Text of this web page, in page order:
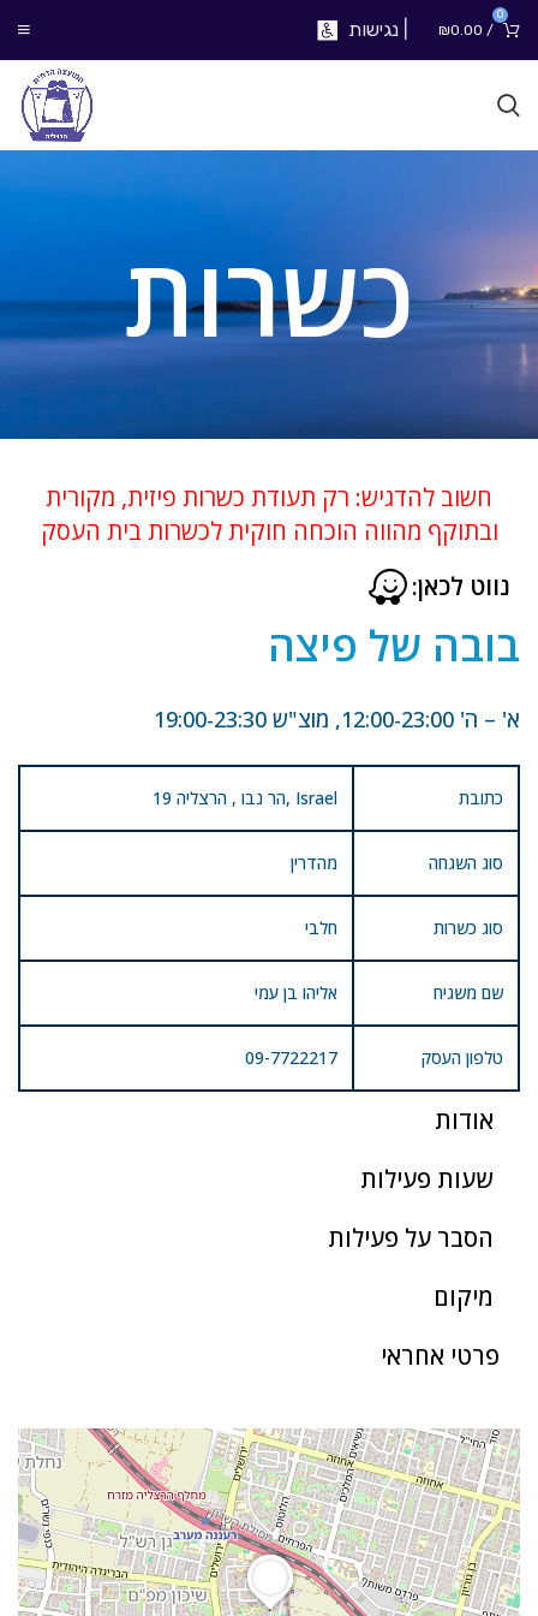
0
/
₪0.00 נגישות
כשרות
חשוב להדגיש: רק תעודת כשרות פיזית, מקורית
ובתוקף מהווה הוכחה חוקית לכשרות בית העסק
אודות
שעות פעילות
הסבר על פעילות
מיקום
פרטי אחראי
נווט לכאן:
בובה של פיצה
א' – ה' 12:00-23:00, מוצ"ש 19:00-23:30
כתובת 19 הר נבו , הרצליה, Israel
סוג השגחה מהדרין
סוג כשרות חלבי
שם משגיח אליהו בן עמי
טלפון העסק 09-7722217